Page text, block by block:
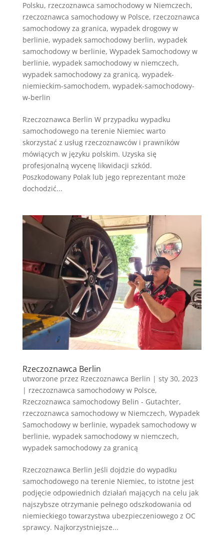
Polsku, rzeczoznawca samochodowy w Niemczech,
rzeczoznawca samochodowy w Polsce, rzeczoznawca
samochodowy za granica, wypadek drogowy w
berlinie, wypadek samochodowy berlin, wypadek
samochodowy w berlinie, Wypadek Samochodowy w
berlinie, wypadek samochodowy w niemczech,
wypadek samochodowy za granicą, wypadek-
niemieckim-samochodem, wypadek-samochodowy-
w-berlin
Rzeczoznawca Berlin W przypadku wypadku
samochodowego na terenie Niemiec warto
skorzystać z usług rzeczoznawców i prawników
mówiących w języku polskim. Uzyska się
profesjonalną wycenę likwidacji szkód.
Poszkodowany Polak lub jego reprezentant może
dochodzić...
Rzeczoznawca Berlin
utworzone przez Rzeczoznawca Berlin | sty 30, 2023
| rzeczoznawca samochodowy w Polsce,
Rzeczoznawca samochodowy Belin - Gutachter,
rzeczoznawca samochodowy w Niemczech, Wypadek
Samochodowy w berlinie, wypadek samochodowy w
berlinie, wypadek samochodowy w niemczech,
wypadek samochodowy za granicą
Rzeczoznawca Berlin Jeśli dojdzie do wypadku
samochodowego na terenie Niemiec, to istotne jest
podjęcie odpowiednich działań mających na celu jak
najszybsze otrzymanie pełnego odszkodowania od
niemieckiego towarzystwa ubezpieczeniowego z OC
sprawcy. Najkorzystniejsze...